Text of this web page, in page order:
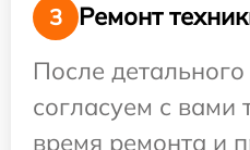
3
Ремонт
После
согласуем с вами
время ремонта и